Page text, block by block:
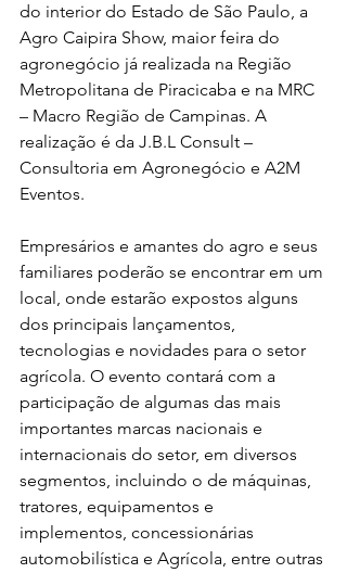
do interior do Estado de São Paulo, a
Agro Caipira Show, maior feira do
agronegócio já realizada na Região
Metropolitana de Piracicaba e na MRC
– Macro Região de Campinas. A
realização é da J.B.L Consult –
Consultoria em Agronegócio e A2M
Eventos.
Empresários e amantes do agro e seus
familiares poderão se encontrar em um
local, onde estarão expostos alguns
dos principais lançamentos,
tecnologias e novidades para o setor
agrícola. O evento contará com a
participação de algumas das mais
importantes marcas nacionais e
internacionais do setor, em diversos
segmentos, incluindo o de máquinas,
tratores, equipamentos e
implementos, concessionárias
automobilística e Agrícola, entre outras